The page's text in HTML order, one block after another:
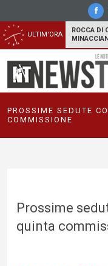
ULTIM'ORA
ROCCA DI
PROSSIME SEDUTE
COMMISSIONE
Prossime
quinta